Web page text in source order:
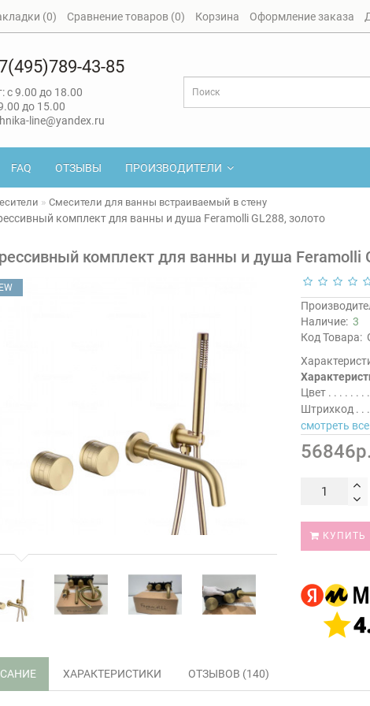
(0) Сравнение товаров (0) Корзина Оформление заказа
43-85
с 9.00 до 18.00
до 15.00
line@yandex.ru
FAQ ОТЗЫВЫ ПРОИЗВОДИТЕЛИ
Смесители для ванны встраиваемый в стену
комплект для ванны и душа Feramolli GL288, золото
комплект для ванны и душа Feramolli
Наличие: 3
Код Товара:
Цвет
Штрихкод
смотреть все
56846р.
КУПИТЬ
ХАРАКТЕРИСТИКИ ОТЗЫВОВ (140)